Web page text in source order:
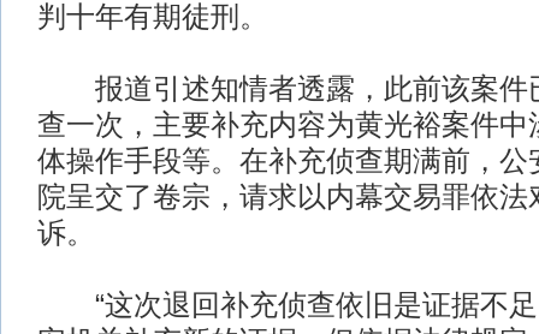
判十年有期徒刑。
报道引述知情者透露，此前该案件
查一次，主要补充内容为黄光裕案件中
体操作手段等。在补充侦查期满前，公
院呈交了卷宗，请求以内幕交易罪依法
诉。
“这次退回补充侦查依旧是证据不足